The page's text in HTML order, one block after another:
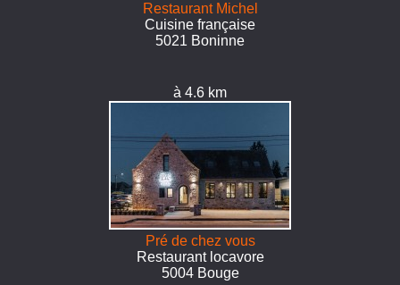
Restaurant Michel
Cuisine française
5021 Boninne
à 4.6 km
Pré de chez vous
Restaurant locavore
5004 Bouge